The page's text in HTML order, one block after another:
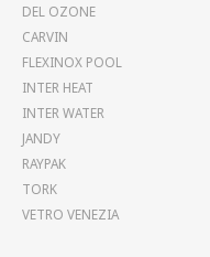
DEL OZONE
CARVIN
FLEXINOX POOL
INTER HEAT
INTER WATER
JANDY
RAYPAK
TORK
VETRO VENEZIA